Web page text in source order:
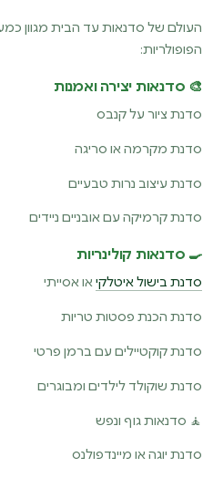
העולם של סדנאות עד הבית מגוון
הפופולריות:
🎨 סדנאות יצירה ואמנות
סדנת ציור על קנבס
סדנת מקרמה או סריגה
סדנת עיצוב נרות טבעיים
סדנת קרמיקה עם אובניים ניידים
🍳 סדנאות קולינריות
סדנת בישול איטלקיאו אסייתי
סדנת הכנת פסטות טריות
סדנת קוקטיילים עם ברמן פרטי
סדנת שוקולד לילדים ומבוגרים
🧘 סדנאות גוף ונפש
סדנת יוגה או מיינדפולנס